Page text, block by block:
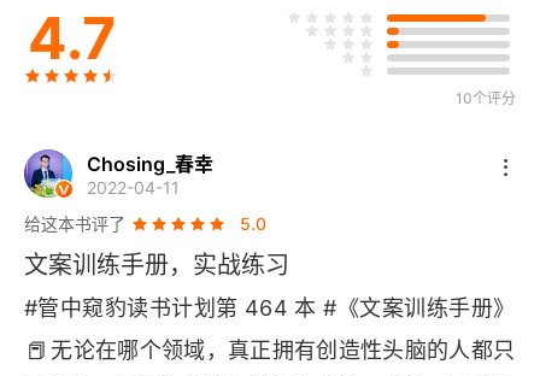
第8章 滑梯效应
第10章 种下“好奇的种子”
第11章 文案中的情感
第12章 推销概念，而不是产品
4.7
10个评分
Chosing_春幸
2022-04-11
给这本书评了
5.0
文案训练手册，实战练习
#管中窥豹读书计划第 464 本 #《文案训练手册》
📕 无论在哪个领域，真正拥有创造性头脑的人都只